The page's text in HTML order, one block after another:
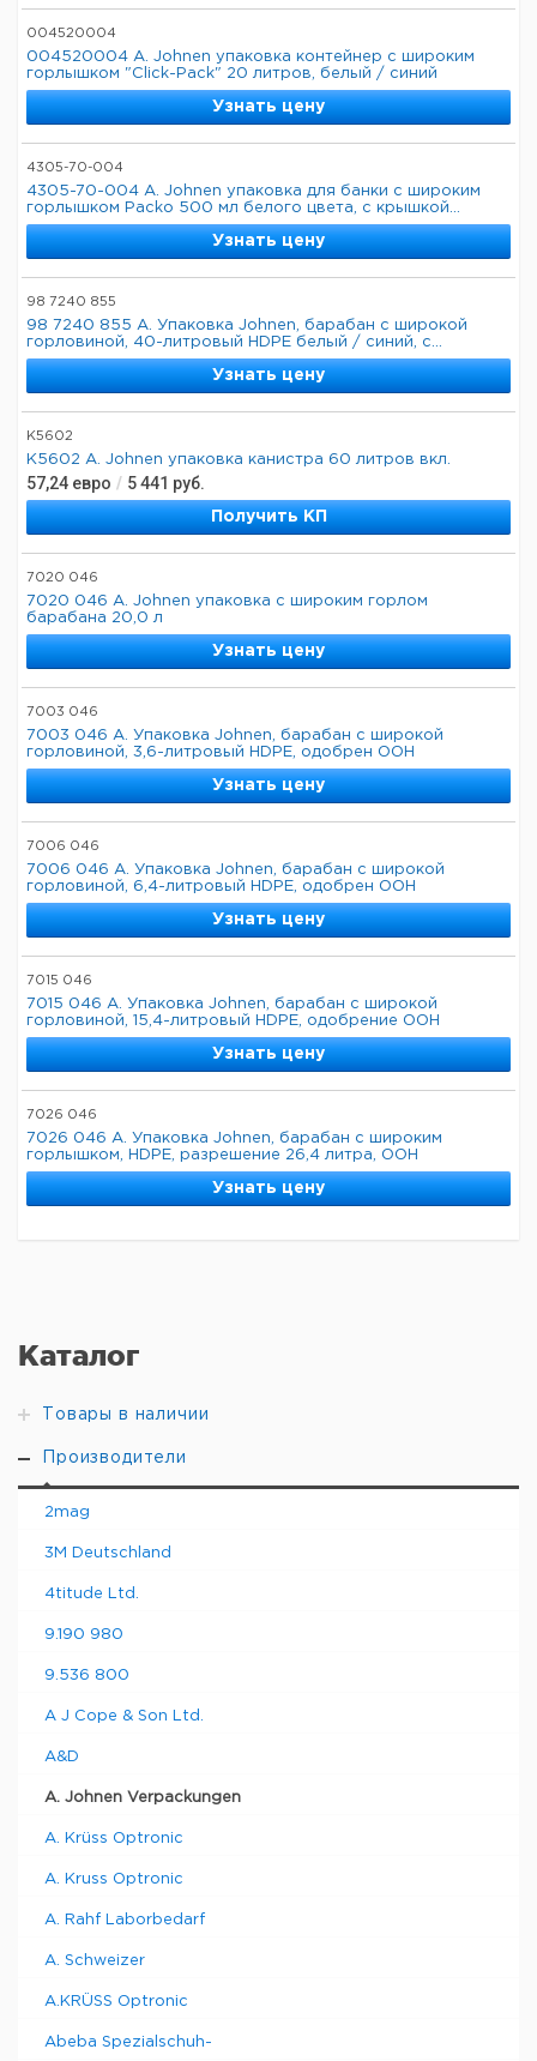
Каталог
Товары в наличии
Производители
2mag
3M Deutschland
4titude Ltd.
9.190 980
9.536 800
A J Cope & Son Ltd.
A&D
A. Johnen Verpackungen
A. Krüss Optronic
A. Kruss Optronic
A. Rahf Laborbedarf
A. Schweizer
A.KRÜSS Optronic
Abeba Spezialschuh-
004520004
004520004 A. Johnen упаковка контейнер с широким
горлышком "Click-Pack" 20 литров, белый / синий
Узнать цену
4305-70-004
4305-70-004 A. Johnen упаковка для банки с широким
горлышком Packo 500 мл белого цвета, с крышкой...
Узнать цену
98 7240 855
98 7240 855 A. Упаковка Johnen, барабан с широкой
горловиной, 40-литровый HDPE белый / синий, с...
Узнать цену
K5602
K5602 A. Johnen упаковка канистра 60 литров вкл.
57,24 евро / 5 441 руб.
Получить КП
7020 046
7020 046 A. Johnen упаковка с широким горлом
барабана 20,0 л
Узнать цену
7003 046
7003 046 A. Упаковка Johnen, барабан с широкой
горловиной, 3,6-литровый HDPE, одобрен ООН
Узнать цену
7006 046
7006 046 A. Упаковка Johnen, барабан с широкой
горловиной, 6,4-литровый HDPE, одобрен ООН
Узнать цену
7015 046
7015 046 A. Упаковка Johnen, барабан с широкой
горловиной, 15,4-литровый HDPE, одобрение ООН
Узнать цену
7026 046
7026 046 A. Упаковка Johnen, барабан с широким
горлышком, HDPE, разрешение 26,4 литра, ООН
Узнать цену